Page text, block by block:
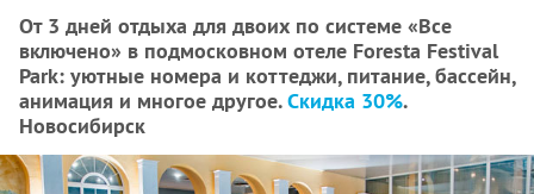
От 3 дней отдыха для двоих по системе «Все
включено» в подмосковном отеле Foresta Festival
Park: уютные номера и коттеджи, питание, бассейн,
анимация и многое другое.Скидка 30%.
Новосибирск